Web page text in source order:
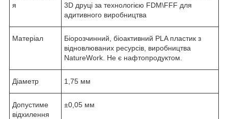
я
3D друці за технологією FDM\FFF для
адитивного виробництва
Матеріал
Біорозчинний, біоактивний PLA пластик з
відновлюваних ресурсів, виробництва
NatureWork. Не є нафтопродуктом.
Діаметр 1,75 мм
Допустиме
відхилення
±0,05 мм